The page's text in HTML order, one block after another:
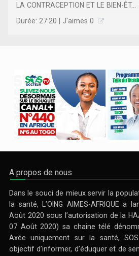
LA CONTRACEPTION ET LE BIEN-ÊT...
Durée: 27:20 | J'aimes 0
A propos de nous
Dans le souci de mieux servir la
la santé, L’OING AIMES-AFRIQUE a
Août 2020 sous l’autorisation de la
07 Août 2020) sa chaine télé
Axée uniquement sur la santé,
objectif d’informer, d’éduquer et de